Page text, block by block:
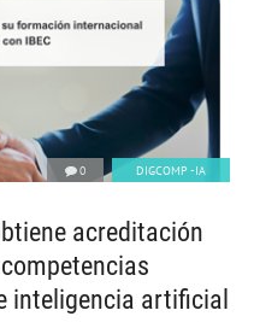
0 DIGCOMP -IA
acreditación
inteligencia artificial